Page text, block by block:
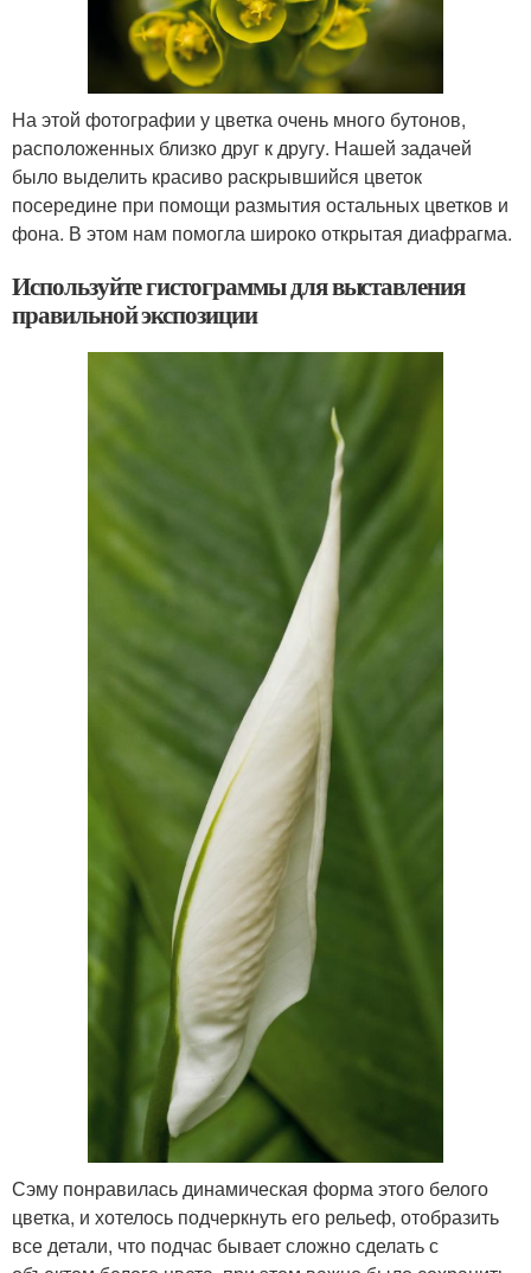
На этой фотографии у цветка очень много бутонов,
расположенных близко друг к другу. Нашей задачей
было выделить красиво раскрывшийся цветок
посередине при помощи размытия остальных цветков и
фона. В этом нам помогла широко открытая диафрагма.
Используйте гистограммы для выставления
правильной экспозиции
Сэму понравилась динамическая форма этого белого
цветка, и хотелось подчеркнуть его рельеф, отобразить
все детали, что подчас бывает сложно сделать с